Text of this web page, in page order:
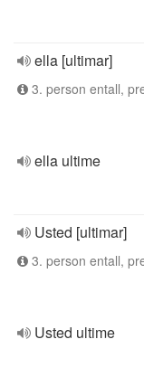
ella [ultimar]
3. person entall,
ella ultime
Usted [ultimar]
3. person entall,
Usted ultime